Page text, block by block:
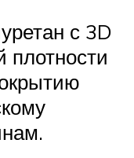
с 3D
плотности